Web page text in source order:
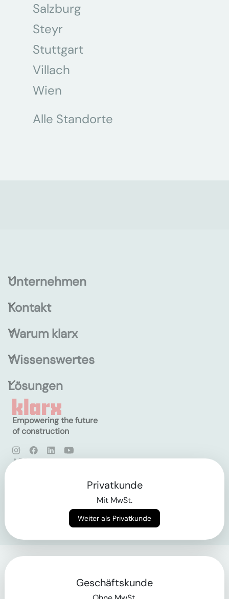
Salzburg
Steyr
Stuttgart
Villach
Wien
Alle Standorte
Unternehmen
Kontakt
Warum klarx
Wissenswertes
Lösungen
Empowering the future
of construction
AGB
Privatkunde
Mit MwSt.
Weiter als Privatkunde
Geschäftskunde